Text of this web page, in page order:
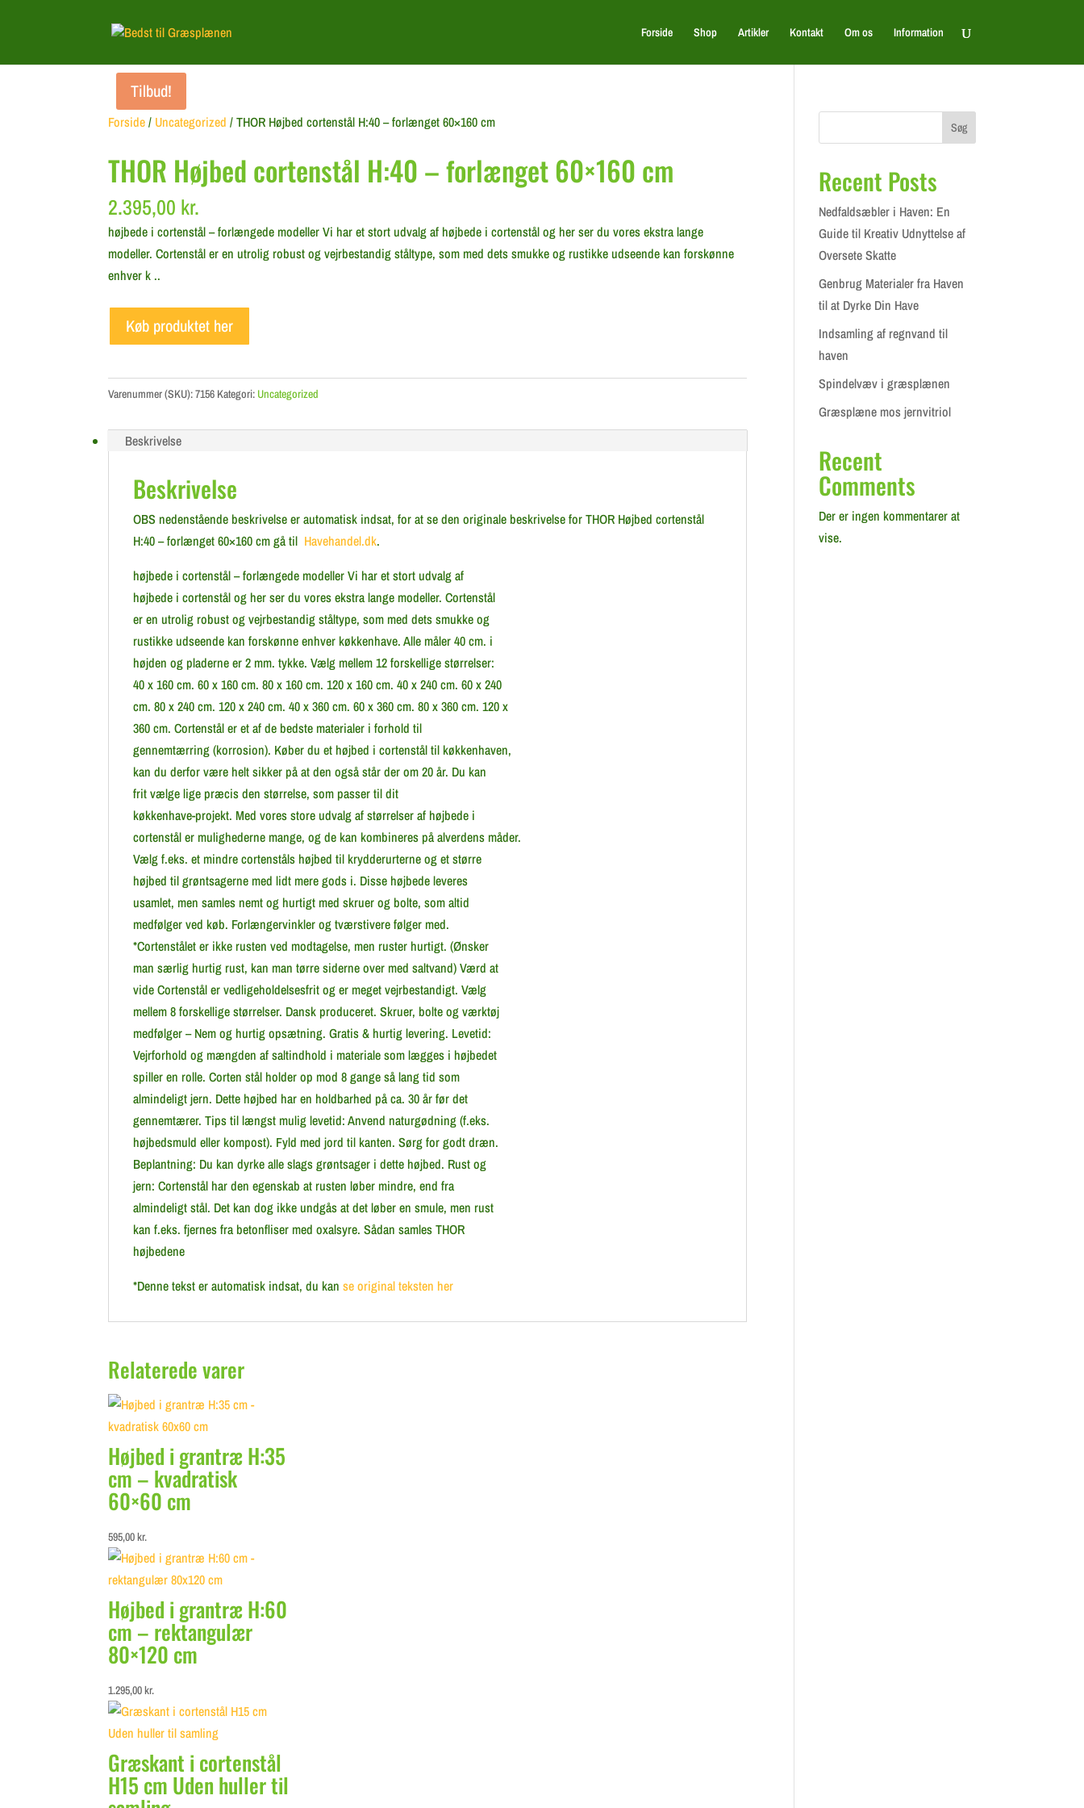
Forside Shop Artikler Kontakt Om os Information
Forside/ Uncategorized / THOR Højbed cortenstål H:40 – forlænget 60×160 cm
THOR Højbed cortenstål H:40 – forlænget 60×160 cm
2.395,00 kr.
højbede i cortenstål – forlængede modeller Vi har et stort udvalg af højbede i cortenstål og her ser du vores ekstra lange
modeller. Cortenstål er en utrolig robust og vejrbestandig ståltype, som med dets smukke og rustikke udseende kan forskønne
enhver k ..
Køb produktet her
Varenummer (SKU):7156 Kategori: Uncategorized
Beskrivelse
Beskrivelse
OBS nedenstående beskrivelse er automatisk indsat, for at se den originale beskrivelse for THOR Højbed cortenstål
H:40 – forlænget 60×160 cm gå til Havehandel.dk.
højbede i cortenstål – forlængede modeller Vi har et stort udvalg af
højbede i cortenstål og her ser du vores ekstra lange modeller. Cortenstål
er en utrolig robust og vejrbestandig ståltype, som med dets smukke og
rustikke udseende kan forskønne enhver køkkenhave. Alle måler 40 cm. i
højden og pladerne er 2 mm. tykke. Vælg mellem 12 forskellige størrelser:
40 x 160 cm. 60 x 160 cm. 80 x 160 cm. 120 x 160 cm. 40 x 240 cm. 60 x 240
cm. 80 x 240 cm. 120 x 240 cm. 40 x 360 cm. 60 x 360 cm. 80 x 360 cm. 120 x
360 cm. Cortenstål er et af de bedste materialer i forhold til
gennemtærring (korrosion). Køber du et højbed i cortenstål til køkkenhaven,
kan du derfor være helt sikker på at den også står der om 20 år. Du kan
frit vælge lige præcis den størrelse, som passer til dit
køkkenhave-projekt. Med vores store udvalg af størrelser af højbede i
cortenstål er mulighederne mange, og de kan kombineres på alverdens måder.
Vælg f.eks. et mindre cortenståls højbed til krydderurterne og et større
højbed til grøntsagerne med lidt mere gods i. Disse højbede leveres
usamlet, men samles nemt og hurtigt med skruer og bolte, som altid
medfølger ved køb. Forlængervinkler og tværstivere følger med.
*Cortenstålet er ikke rusten ved modtagelse, men ruster hurtigt. (Ønsker
man særlig hurtig rust, kan man tørre siderne over med saltvand) Værd at
vide Cortenstål er vedligeholdelsesfrit og er meget vejrbestandigt. Vælg
mellem 8 forskellige størrelser. Dansk produceret. Skruer, bolte og værktøj
medfølger – Nem og hurtig opsætning. Gratis & hurtig levering. Levetid:
Vejrforhold og mængden af saltindhold i materiale som lægges i højbedet
spiller en rolle. Corten stål holder op mod 8 gange så lang tid som
almindeligt jern. Dette højbed har en holdbarhed på ca. 30 år før det
gennemtærer. Tips til længst mulig levetid: Anvend naturgødning (f.eks.
højbedsmuld eller kompost). Fyld med jord til kanten. Sørg for godt dræn.
Beplantning: Du kan dyrke alle slags grøntsager i dette højbed. Rust og
jern: Cortenstål har den egenskab at rusten løber mindre, end fra
almindeligt stål. Det kan dog ikke undgås at det løber en smule, men rust
kan f.eks. fjernes fra betonfliser med oxalsyre. Sådan samles THOR
højbedene
*Denne tekst er automatisk indsat, du kanse original teksten her
Relaterede varer
Højbed i grantræ H:35
cm – kvadratisk
60×60 cm
595,00kr.
Højbed i grantræ H:60
cm – rektangulær
80×120 cm
1.295,00kr.
Tilbud!
Græskant i cortenstål
H15 cm Uden huller til
Søg
Recent Posts
Nedfaldsæbler i Haven: En
Guide til Kreativ Udnyttelse af
Oversete Skatte
Genbrug Materialer fra Haven
til at Dyrke Din Have
Indsamling af regnvand til
haven
Spindelvæv i græsplænen
Græsplæne mos jernvitriol
Recent
Comments
Der er ingen kommentarer at
vise.